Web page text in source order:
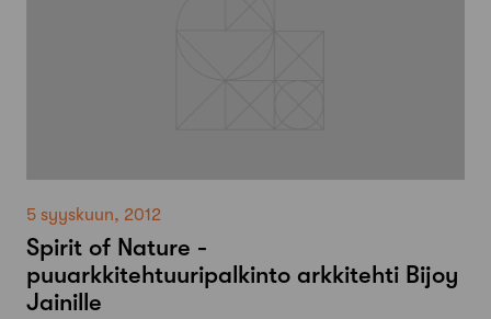
5 syyskuun, 2012
Spirit of Nature -
puuarkkitehtuuripalkinto arkkitehti Bijoy
Jainille